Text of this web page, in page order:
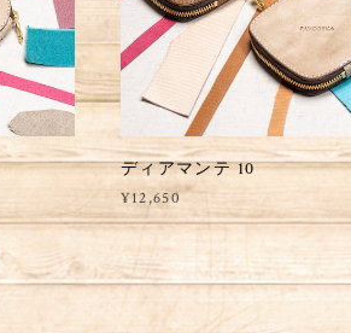
ディアマンテ 10
¥12,650